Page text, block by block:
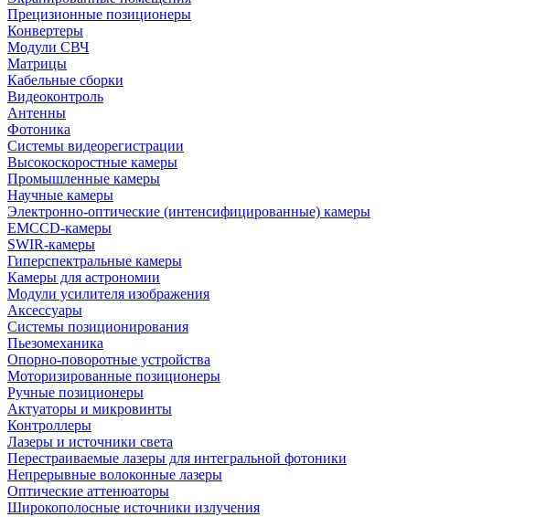
Прецизионные позиционеры
Конвертеры
Модули СВЧ
Матрицы
Кабельные сборки
Видеоконтроль
Антенны
Фотоника
Cистемы видеорегистрации
Высокоскоростные камеры
Промышленные камеры
Научные камеры
Электронно-оптические (интенсифицированные) камеры
EMCCD-камеры
SWIR-камеры
Гиперспектральные камеры
Камеры для астрономии
Модули усилителя изображения
Аксессуары
Системы позиционирования
Пьезомеханика
Опорно-поворотные устройства
Моторизированные позиционеры
Ручные позиционеры
Актуаторы и микровинты
Контроллеры
Лазеры и источники света
Перестраиваемые лазеры для интегральной фотоники
Непрерывные волоконные лазеры
Оптические аттенюаторы
Широкополосные источники излучения